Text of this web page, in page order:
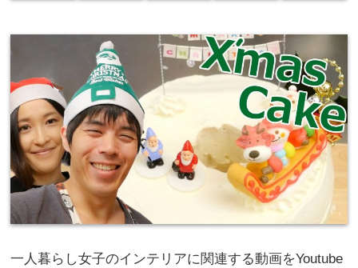
一人暮らし女子のインテリアに関連する動画をYoutube